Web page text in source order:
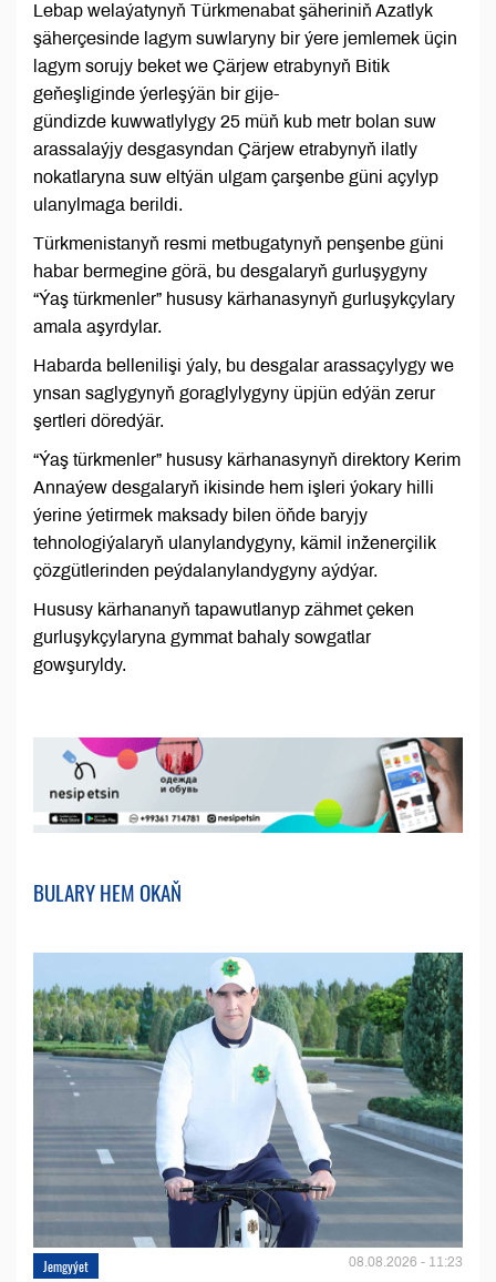
Lebap welaýatynyň Türkmenabat şäheriniň Azatlyk
şäherçesinde lagym suwlaryny bir ýere jemlemek üçin
lagym sorujy beket we Çärjew etrabynyň Bitik
geňeşliginde ýerleşýän bir gije-
gündizde kuwwatlylygy 25 müň kub metr bolan suw
arassalaýjy desgasyndan Çärjew etrabynyň ilatly
nokatlaryna suw eltýän ulgam çarşenbe güni açylyp
ulanylmaga berildi.
Türkmenistanyň resmi metbugatynyň penşenbe güni
habar bermegine görä, bu desgalaryň gurluşygyny
“Ýaş türkmenler” hususy kärhanasynyň gurluşykçylary
amala aşyrdylar.
Habarda bellenilişi ýaly, bu desgalar arassaçylygy we
ynsan saglygynyň goraglylygyny üpjün edýän zerur
şertleri döredýär.
“Ýaş türkmenler” hususy kärhanasynyň direktory Kerim
Annaýew desgalaryň ikisinde hem işleri ýokary hilli
ýerine ýetirmek maksady bilen öňde baryjy
tehnologiýalaryň ulanylandygyny, kämil inženerçilik
çözgütlerinden peýdalanylandygyny aýdýar.
Hususy kärhananyň tapawutlanyp zähmet çeken
gurluşykçylaryna gymmat bahaly sowgatlar
gowşuryldy.
BULARY HEM OKAŇ
Jemgyýet 08.08.2026 - 11:23